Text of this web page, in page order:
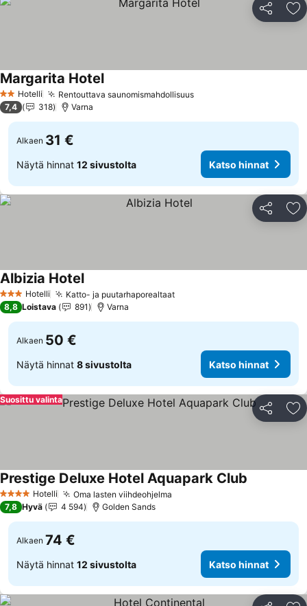
Jaa
2 Tähtiluokitus
Hotelli Rentouttava saunomismahdollisuusKatso hinnat
Margarita HotelKatso hinnat
7,4 318 Varna
Alkaen 31 €
Näytä hinnat 12 sivustolta Katso hinnat
Jaa
3 Tähtiluokitus
Hotelli Katto- ja puutarhaporealtaatKatso hinnat
Albizia HotelKatso hinnat
8,8 Loistava 891 Varna
Alkaen 50 €
Näytä hinnat 8 sivustolta Katso hinnat
Jaa
Suosittu valinta
4 Tähtiluokitus
Hotelli Oma lasten viihdeohjelma
Prestige Deluxe Hotel Aquapark Club
7,8 Hyvä 4 594 Golden Sands
Alkaen 74 €
Näytä hinnat 12 sivustolta Katso hinnat